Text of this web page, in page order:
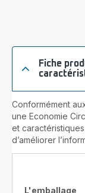
Fiche
Conformément
une Economie
et
d’améliorer
L'emballage